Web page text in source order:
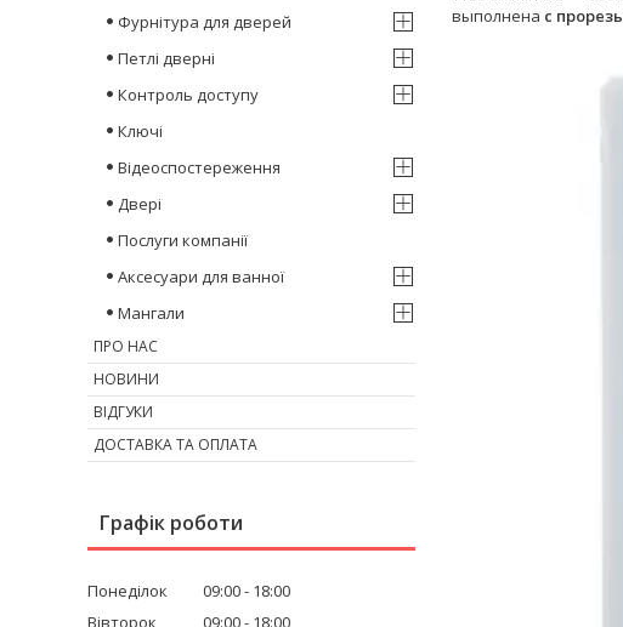
выполнена с
Фурнітура для дверей
Петлі дверні
Контроль доступу
Ключі
Відеоспостереження
Двері
Послуги компанії
Аксесуари для ванної
Мангали
ПРО НАС
НОВИНИ
ВІДГУКИ
ДОСТАВКА ТА ОПЛАТА
Графік роботи
Понеділок 09:00
18:00
Вівторок
09:00
18:00